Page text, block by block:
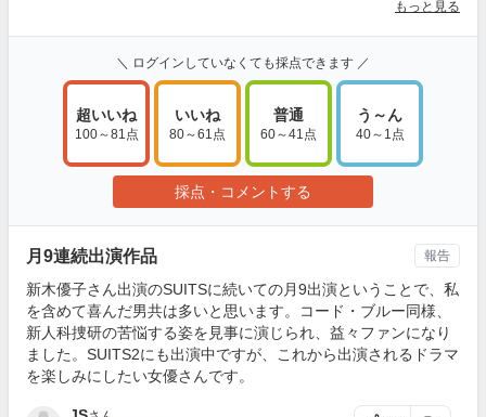
もっと見る
＼ ログインしていなくても採点できます ／
超いいね
100～81点
いいね
80～61点
普通
60～41点
う～ん
40～1点
採点・コメントする
月9連続出演作品
新木優子さん出演のSUITSに続いての月9出演ということで、私
を含めて喜んだ男共は多いと思います。コード・ブルー同様、
新人科捜研の苦悩する姿を見事に演じられ、益々ファンになり
ました。SUITS2にも出演中ですが、これから出演されるドラマ
を楽しみにしたい女優さんです。
報告